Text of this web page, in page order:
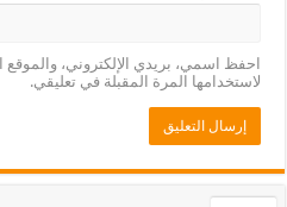
احفظ اسمي، بريدي الإلكتروني، والموقع
لاستخدامها المرة المقبلة في تعليقي.